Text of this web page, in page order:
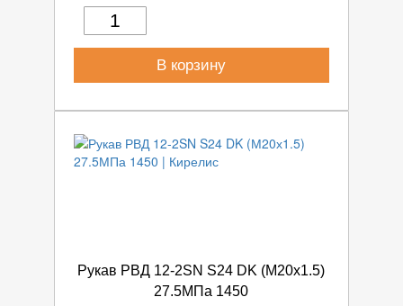
В корзину
Рукав РВД 12-2SN S24 DK (М20х1.5)
27.5МПа 1450